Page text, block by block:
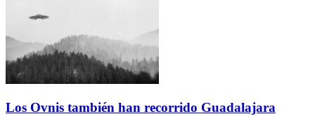
Los Ovnis también han recorrido Guadalajara